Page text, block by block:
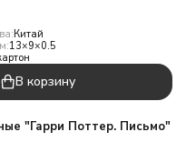
Китай
13×9×0.5
В корзину
"Гарри Поттер. Письмо"